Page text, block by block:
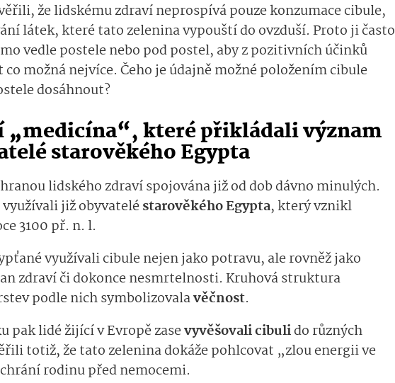
že lidskému zdraví neprospívá pouze konzumace cibule,
látek, které tato zelenina vypouští do ovzduší. Proto ji často
vedle postele nebo pod postel, aby z pozitivních účinků
možná nejvíce. Čeho je údajně možné položením cibule
dosáhnout?
které přikládali význam
starověkého Egypta
lidského zdraví spojována již od dob dávno minulých.
již obyvateléstarověkého Egypta, který vznikl
3100 př. n. l.
využívali cibule nejen jako potravu, ale rovněž jako
zdraví či dokonce nesmrtelnosti. Kruhová struktura
podle nich symbolizovalavěčnost.
pak lidé žijící v Evropě zasevyvěšovali cibulido různých
totiž, že tato zelenina dokáže pohlcovat „zlou energii ve
rodinu před nemocemi.